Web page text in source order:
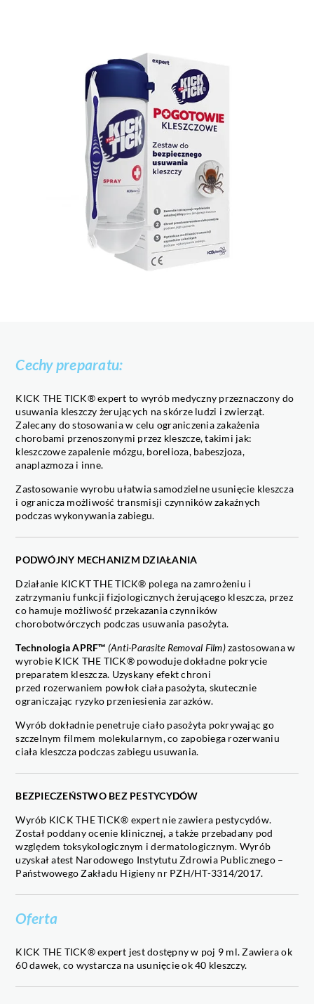
Cechy preparatu:
KICK THE TICK® expert to wyrób medyczny przeznaczony do
usuwania kleszczy żerujących na skórze ludzi i zwierząt.
Zalecany do stosowania w celu ograniczenia zakażenia
chorobami przenoszonymi przez kleszcze, takimi jak:
kleszczowe zapalenie mózgu, borelioza, babeszjoza,
anaplazmoza i inne.
Zastosowanie wyrobu ułatwia samodzielne usunięcie kleszcza
i ogranicza możliwość transmisji czynników zakaźnych
podczas wykonywania zabiegu.
PODWÓJNY MECHANIZM DZIAŁANIA
Działanie KICKT THE TICK® polega na zamrożeniu i
zatrzymaniu funkcji fizjologicznych żerującego kleszcza, przez
co hamuje możliwość przekazania czynników
chorobotwórczych podczas usuwania pasożyta.
Technologia APRF™ (Anti-Parasite Removal Film)zastosowana w
wyrobie KICK THE TICK® powodujedokładne pokrycie
preparatem kleszcza. Uzyskany efekt chroni
przed rozerwaniem powłok ciała pasożyta, skutecznie
ograniczając ryzyko przeniesienia zarazków.
Wyrób dokładnie penetruje ciało pasożyta pokrywając go
szczelnym filmem molekularnym, co zapobiega rozerwaniu
ciała kleszcza podczas zabiegu usuwania.
BEZPIECZEŃSTWO BEZ PESTYCYDÓW
Wyrób KICK THE TICK® expert nie zawiera pestycydów.
Został poddany ocenie klinicznej, a także przebadany pod
względem toksykologicznym i dermatologicznym. Wyrób
uzyskał atest Narodowego Instytutu Zdrowia Publicznego –
Państwowego Zakładu Higieny nr PZH/HT-3314/2017.
Oferta
KICK THE TICK® expert jest dostępny w poj 9 ml. Zawiera ok
60 dawek, co wystarcza na usunięcie ok 40 kleszczy.